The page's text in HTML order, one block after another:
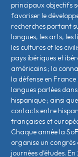
principaux objectifs
favoriser le
recherches portant
langues, les arts, les
les cultures et les
pays ibériques et
américains ; la
la défense en France
langues parlées
hispanique ; ainsi
contacts entre
français·es et
Chaque année la
organise un congrès
journées d’études.